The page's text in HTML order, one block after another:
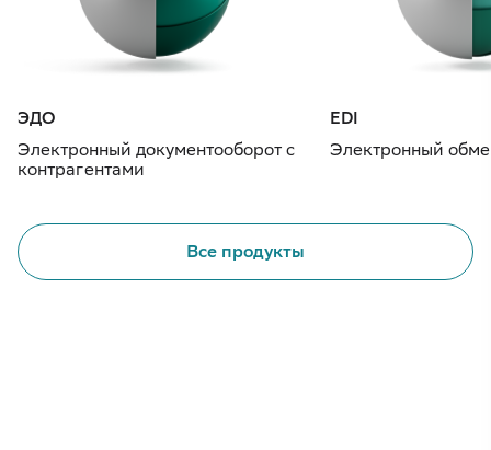
ЭДО
Электронный документооборот с
контрагентами
EDI
Электронный
Все продукты